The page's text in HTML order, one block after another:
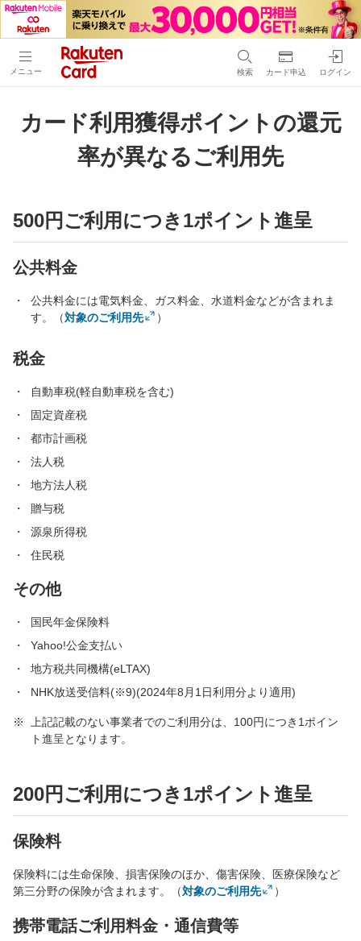
メニュー 検索 カード申込 ログイン
カード利用獲得ポイントの還元
率が異なるご利用先
500円ご利用につき1ポイント進呈
公共料金
公共料金には電気料金、ガス料金、水道料金などが含まれま
す。（対象のご利用先 ）
税金
自動車税(軽自動車税を含む)
固定資産税
都市計画税
法人税
地方法人税
贈与税
源泉所得税
住民税
その他
国民年金保険料
Yahoo!公金支払い
地方税共同機構(eLTAX)
NHK放送受信料(※9)(2024年8月1日利用分より適用)
上記記載のない事業者でのご利用分は、100円につき1ポイン
ト進呈となります。
200円ご利用につき1ポイント進呈
保険料
保険料には生命保険、損害保険のほか、傷害保険、医療保険など
第三分野の保険が含まれます。（対象のご利用先 ）
携帯電話ご利用料金・通信費等